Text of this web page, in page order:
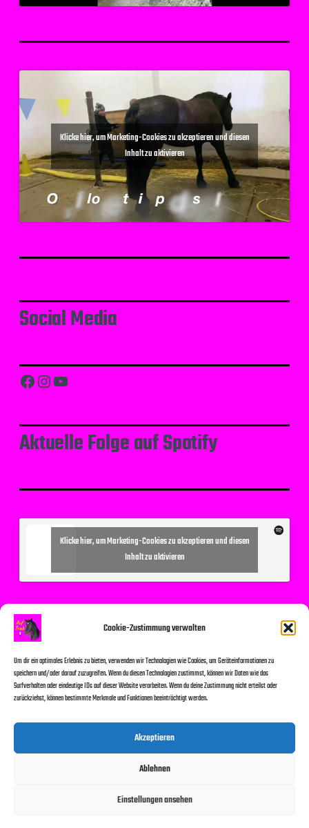
Cookie-Zustimmung verwalten
Um dir ein optimales Erlebnis zu bieten, verwenden wir Technologien wie Cookies, um Geräteinformationen zu
speichern und/oder darauf zuzugreifen. Wenn du diesen Technologien zustimmst, können wir Daten wie das
Surfverhalten oder eindeutige IDs auf dieser Website verarbeiten. Wenn du deine Zustimmung nicht erteilst oder
zurückziehst, können bestimmte Merkmale und Funktionen beeinträchtigt werden.
Akzeptieren
Ablehnen
Einstellungen ansehen
Klicke hier, um Marketing-Cookies zu akzeptieren und diesen
Inhalt zu aktivieren
Social Media
Facebook Instagram YouTube
Aktuelle Folge auf Spotify
Klicke hier, um Marketing-Cookies zu akzeptieren und diesen
Inhalt zu aktivieren
Suchen
Impressum und Datenschutzerklärung